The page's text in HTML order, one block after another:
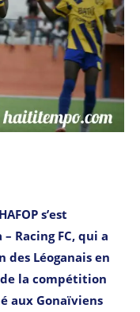
s’est
Racing FC, qui a
Léoganais en
de la compétition
aux Gonaïviens